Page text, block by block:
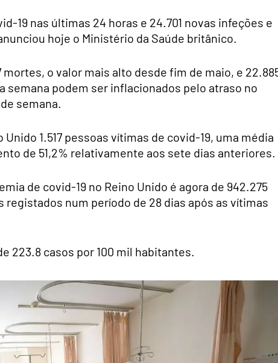
19 nas últimas 24 horas e 24.701 novas infeções e
hoje o Ministério da Saúde britânico.
o valor mais alto desde fim de maio, e
semana podem ser inflacionados pelo atraso no
semana.
1.517 pessoas vítimas de covid-19, uma média
de 51,2% relativamente aos sete dias anteriores.
de covid-19 no Reino Unido é agora de 942.275
num período de 28 dias após as vítimas
223.8 casos por 100 mil habitantes.